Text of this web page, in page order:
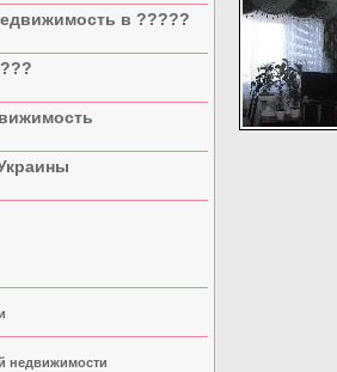
в ?????
недвижимости